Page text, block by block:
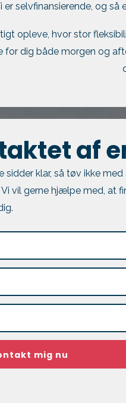
er selvfinansierende, og
opleve, hvor stor
dig både morgen og
af
sidder klar, så tøv ikke med
vil gerne hjælpe med, at